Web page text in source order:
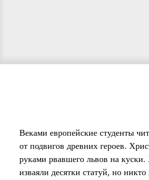
Веками европейские студенты
от подвигов древних героев.
руками рвавшего львов на
изваяли десятки статуй, но